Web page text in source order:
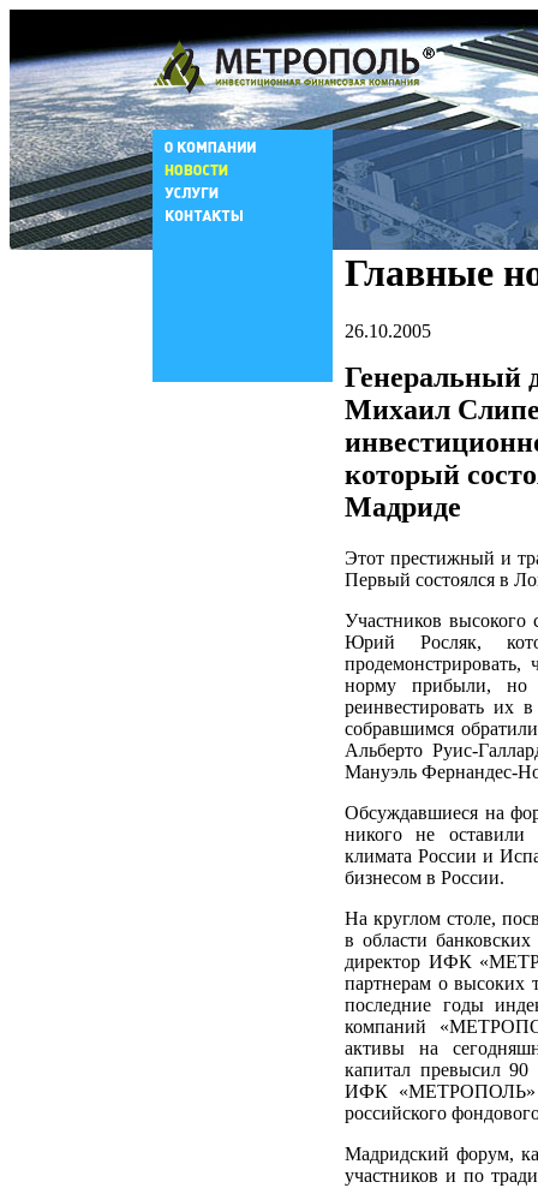
Главные
26.10.2005
Михаил
который
Мадриде
Этот престижный и
Первый состоялся в
Участников высокого
Юрий Росляк,
норму прибыли, но
реинвестировать их
собравшимся
Альберто Руис-
Мануэль Фернандес-
Обсуждавшиеся на
никого не оставили
климата России и
бизнесом в России.
На круглом столе,
в области
директор ИФК
партнерам о высоких
последние годы
компаний
активы на
капитал превысил
ИФК «МЕТРОПОЛЬ»
российского
Мадридский форум,
участников и по